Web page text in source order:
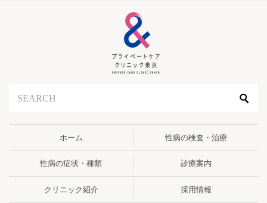
ホーム 性病の検査・治療
性病の症状・種類 診療案内
クリニック紹介 採用情報